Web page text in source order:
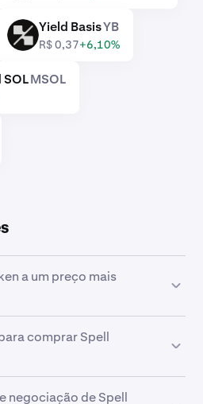
YB Yield BasisYB
R$ 0,37+6,10%
MSOL
a um preço mais
Spell Token se o preço
comprar Spell
negociação de Spell